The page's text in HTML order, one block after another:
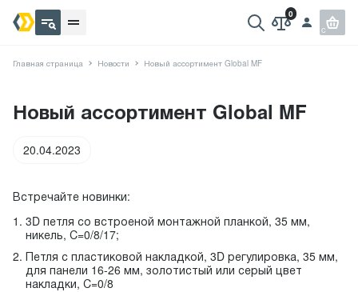
Главная страница Новости Новый ассортимент Global MF
Новый ассортимент Global MF
20.04.2023
Встречайте новинки:
3D петля со встроеной монтажной планкой, 35 мм,
никель, С=0/8/17;
Петля с пластиковой накладкой, 3D регулировка, 35 мм,
для панели 16-26 мм, золотистый или серый цвет
накладки, С=0/8